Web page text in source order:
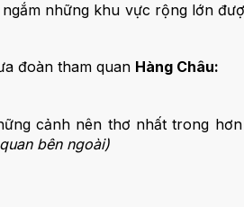
những khu vực rộng lớn
đoàn tham quan Hàng Châu:
cảnh nên thơ nhất trong
bên ngoài)